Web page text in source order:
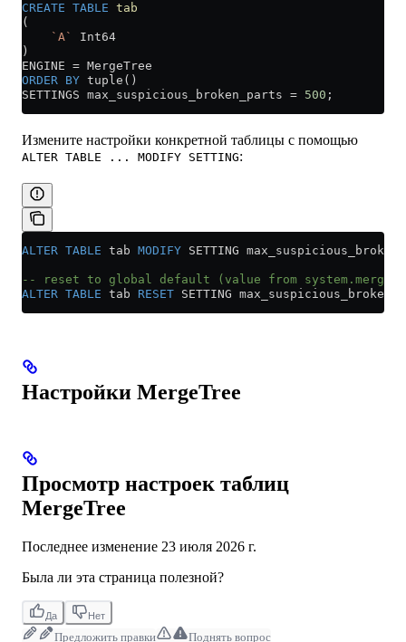
CREATE TABLE tab
(
    `A`
Int64
)
ENGINE = MergeTree
ORDER BY tuple()
SETTINGS max_suspicious_broken_parts = 500 ;
Измените настройки конкретной таблицы с помощью
ALTER TABLE ... MODIFY SETTING:
ALTER TABLE tab MODIFY SETTING
-- reset to global default (value from
ALTER TABLE tab RESET SETTING
Настройки MergeTree
Просмотр настроек таблиц
MergeTree
Последнее изменение 23 июля 2026 г.
Была ли эта страница полезной?
Да Нет
Предложить правки Поднять вопрос